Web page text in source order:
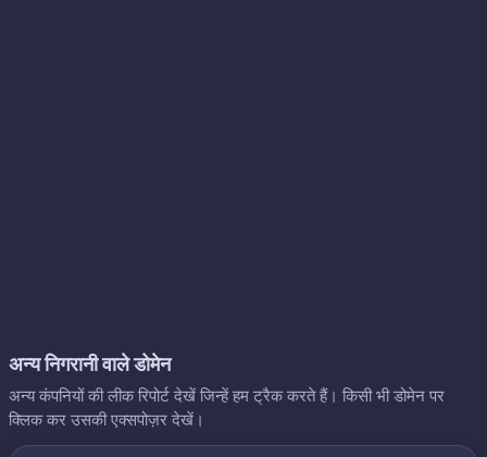
अन्य निगरानी वाले डोमेन
अन्य कंपनियों की लीक रिपोर्ट देखें जिन्हें हम ट्रैक करते हैं। किसी भी डोमेन पर
क्लिक कर उसकी एक्सपोज़र देखें।